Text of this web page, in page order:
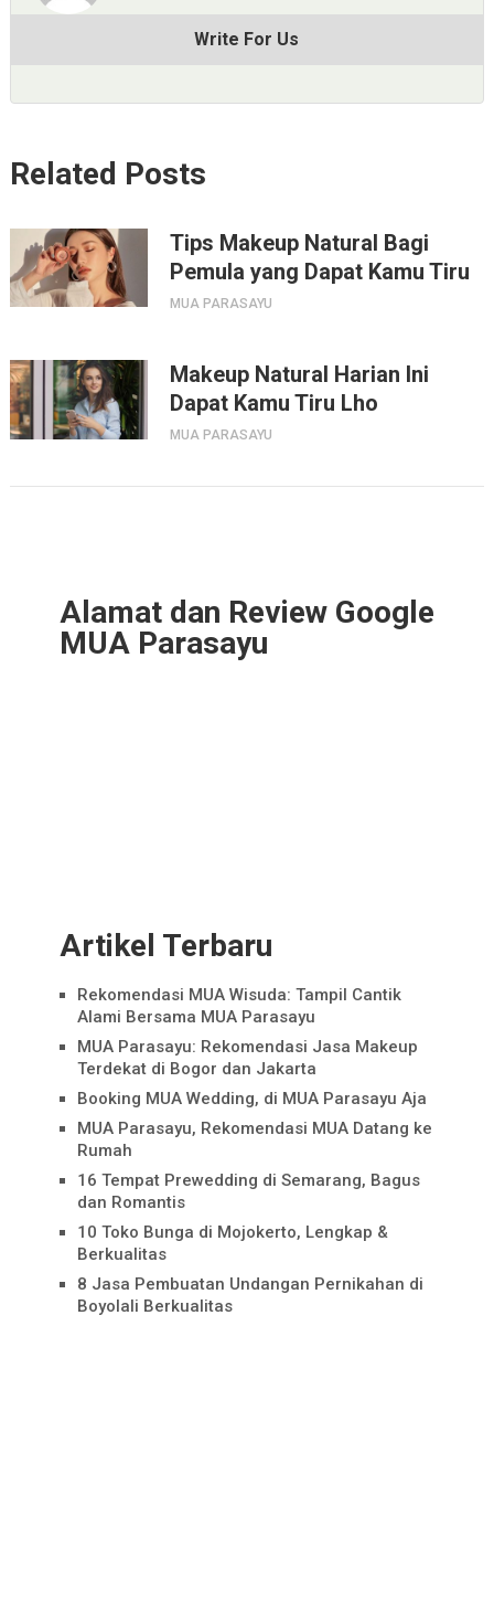
Write For Us
Related Posts
Tips Makeup Natural Bagi
Pemula yang Dapat Kamu Tiru
MUA PARASAYU
Makeup Natural Harian Ini
Dapat Kamu Tiru Lho
MUA PARASAYU
Alamat dan Review Google
MUA Parasayu
Artikel Terbaru
Rekomendasi MUA Wisuda: Tampil Cantik
Alami Bersama MUA Parasayu
MUA Parasayu: Rekomendasi Jasa Makeup
Terdekat di Bogor dan Jakarta
Booking MUA Wedding, di MUA Parasayu Aja
MUA Parasayu, Rekomendasi MUA Datang ke
Rumah
16 Tempat Prewedding di Semarang, Bagus
dan Romantis
10 Toko Bunga di Mojokerto, Lengkap &
Berkualitas
8 Jasa Pembuatan Undangan Pernikahan di
Boyolali Berkualitas